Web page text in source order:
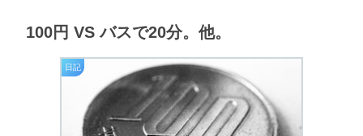
100円 VS バスで20分。他。
日記